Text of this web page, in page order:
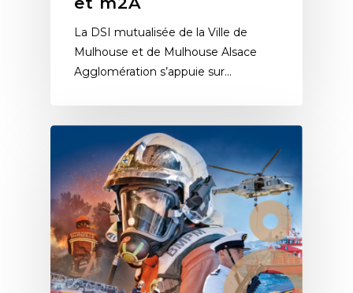
La DSI mutualisée de la Ville de
Mulhouse et de Mulhouse Alsace
Agglomération s’appuie sur…